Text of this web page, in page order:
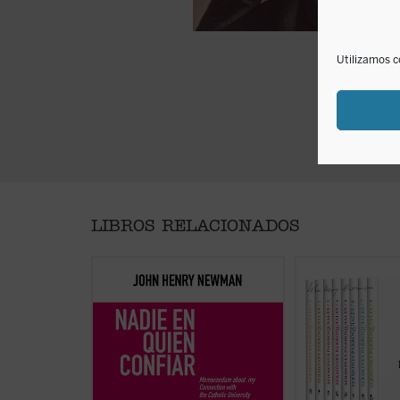
Utilizamos
LIBROS RELACIONADOS
Este libro recupera el memorando
en 1873 para dar su versión de
aquel estrepitoso y lamentable
fracaso. El autor desgrana sus
constantes desencuentros con el
arzobispo Paul Cullen y la
jerarquía católica, motivados
En estos
un clásico de la
cristiana, se
semillas de todos
temas que el
desarrollará
obra. Este pack
colección